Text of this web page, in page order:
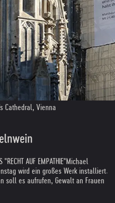
Cathedral, Vienna
"RECHT AUF EMPATHIE"Michael
wird ein großes Werk installiert.
soll es aufrufen, Gewalt an Frauen